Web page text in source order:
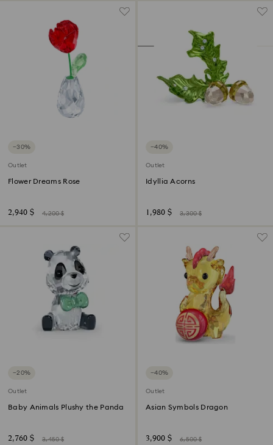
−30%
Outlet
Flower Dreams Rose
2,940 $ 4,200 $
−40%
Outlet
Idyllia Acorns
1,980 $ 3,300 $
−20%
Outlet
Baby Animals Plushy the Panda
2,760 $ 3,450 $
−40%
Outlet
Asian Symbols Dragon
3,900 $ 6,500 $